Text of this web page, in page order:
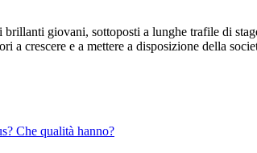
giovani, sottoposti a lunghe trafile di
a crescere e a mettere a disposizione della
Che qualità hanno?